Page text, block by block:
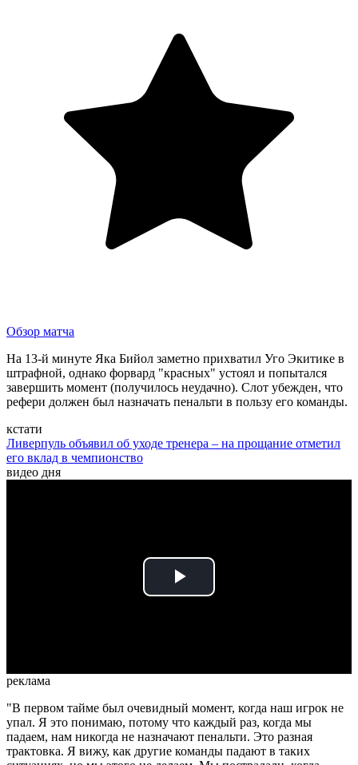
Обзор матча
На 13-й минуте Яка Бийол заметно прихватил Уго Экитике в
штрафной, однако форвард "красных" устоял и попытался
завершить момент (получилось неудачно). Слот убежден, что
рефери должен был назначать пенальти в пользу его команды.
кстати
Ливерпуль объявил об уходе тренера – на прощание отметил
его вклад в чемпионство
видео дня
Play
реклама
"В первом тайме был очевидный момент, когда наш игрок не
упал. Я это понимаю, потому что каждый раз, когда мы
падаем, нам никогда не назначают пенальти. Это разная
трактовка. Я вижу, как другие команды падают в таких